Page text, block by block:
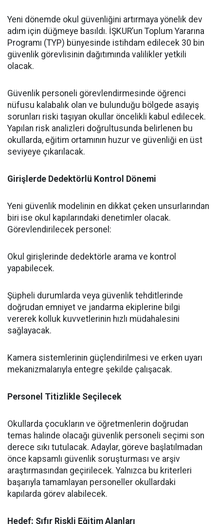
​Yeni dönemde okul güvenliğini artırmaya yönelik dev
adım için düğmeye basıldı. İŞKUR’un Toplum Yararına
Programı (TYP) bünyesinde istihdam edilecek 30 bin
güvenlik görevlisinin dağıtımında valilikler yetkili
olacak.
​Güvenlik personeli görevlendirmesinde öğrenci
nüfusu kalabalık olan ve bulunduğu bölgede asayiş
sorunları riski taşıyan okullar öncelikli kabul edilecek.
Yapılan risk analizleri doğrultusunda belirlenen bu
okullarda, eğitim ortamının huzur ve güvenliği en üst
seviyeye çıkarılacak.
Girişlerde Dedektörlü Kontrol Dönemi
​Yeni güvenlik modelinin en dikkat çeken unsurlarından
biri ise okul kapılarındaki denetimler olacak.
Görevlendirilecek personel:
​Okul girişlerinde dedektörle arama ve kontrol
yapabilecek.
​Şüpheli durumlarda veya güvenlik tehditlerinde
doğrudan emniyet ve jandarma ekiplerine bilgi
vererek kolluk kuvvetlerinin hızlı müdahalesini
sağlayacak.
​Kamera sistemlerinin güçlendirilmesi ve erken uyarı
mekanizmalarıyla entegre şekilde çalışacak.
​Personel Titizlikle Seçilecek
​Okullarda çocukların ve öğretmenlerin doğrudan
temas halinde olacağı güvenlik personeli seçimi son
derece sıkı tutulacak. Adaylar, göreve başlatılmadan
önce kapsamlı güvenlik soruşturması ve arşiv
araştırmasından geçirilecek. Yalnızca bu kriterleri
başarıyla tamamlayan personeller okullardaki
kapılarda görev alabilecek.
Hedef: Sıfır Riskli Eğitim Alanları